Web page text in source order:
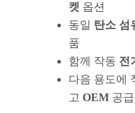
켓 옵션
동일 탄소 섬
품
함께 작동 전
다음 용도에
고 OEM 공